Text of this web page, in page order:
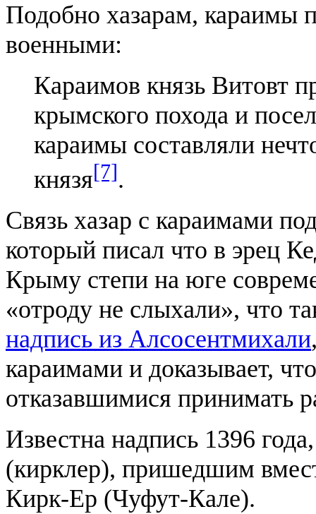
Подобно хазарам, караимы
военными:
Караимов князь Витовт
крымского похода и
караимы составляли
князя[7].
Связь хазар с караимами
который писал что в эрец
Крыму степи на юге
«отроду не слыхали», что
надпись из Алсосентмихали
караимами и доказывает,
отказавшимися принимать
Известна надпись 1396
(кирклер), пришедшим
Кирк-Ер (Чуфут-Кале).